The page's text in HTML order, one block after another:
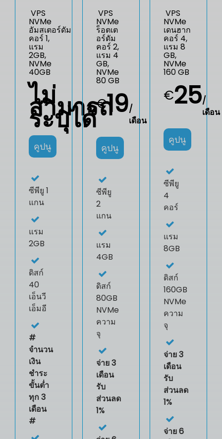
VPS
NVMe
อัมสเตอร์ดัม
คอร์ 1,
แรม
2GB,
NVMe
40GB
ไม่
สามารถ
ระบุได้
คูปนู
ซีพียู 1
แกน
แรม
2GB
ดิสก์
40
เอ็นวี
เอ็มอี
#
จำนวน
เงิน
ชำระ
ขั้นต่ำ
ทุก 3
เดือน
#
VPS
NVMe
ร็อตเต
อร์ดัม
คอร์ 2,
แรม 4
GB,
NVMe
80 GB
€19/
เดือน
คูปนู
ซีพียู
2
แกน
แรม
4GB
ดิสก์
80GB
NVMe
ความ
จุ
จ่าย 3
เดือน
รับ
ส่วนลด
1%
VPS
NVMe
เดนฮาก
คอร์ 4,
แรม 8
GB,
NVMe
160 GB
€25/
เดือน
คูปนู
ซีพียู
4
คอร์
แรม
8GB
ดิสก์
160GB
NVMe
ความ
จุ
จ่าย 3
เดือน
รับ
ส่วนลด
1%
จ่าย 6